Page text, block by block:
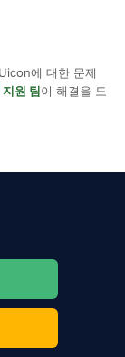
에 대한 문제
원 팀이 해결을 도